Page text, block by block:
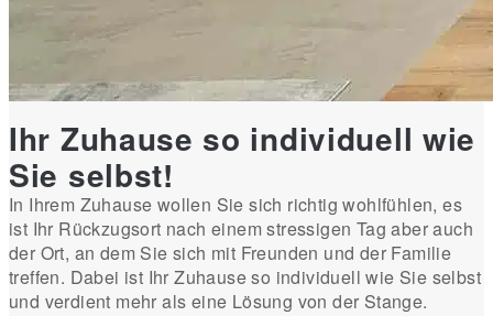
Ihr Zuhause so individuell wie
Sie selbst!
In Ihrem Zuhause wollen Sie sich richtig wohlfühlen, es
ist Ihr Rückzugsort nach einem stressigen Tag aber auch
der Ort, an dem Sie sich mit Freunden und der Familie
treffen. Dabei ist Ihr Zuhause so individuell wie Sie selbst
und verdient mehr als eine Lösung von der Stange.